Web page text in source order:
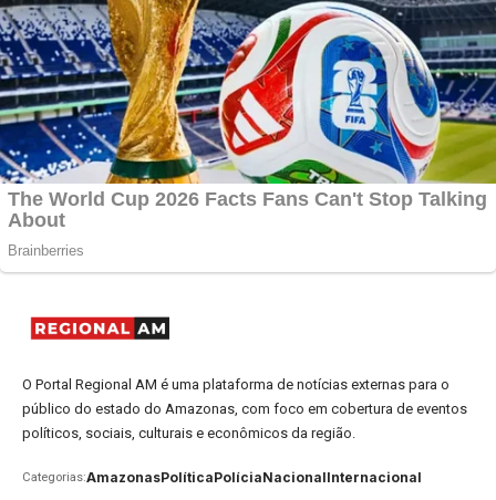
O Portal Regional AM é uma plataforma de notícias externas para o
público do estado do Amazonas, com foco em cobertura de eventos
políticos, sociais, culturais e econômicos da região.
Categorias:AmazonasPolíticaPolíciaNacionalInternacional